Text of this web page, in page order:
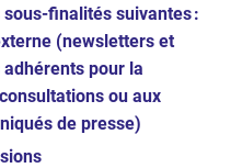
finalités suivantes :
(newsletters et
pour la
ou aux
de presse)